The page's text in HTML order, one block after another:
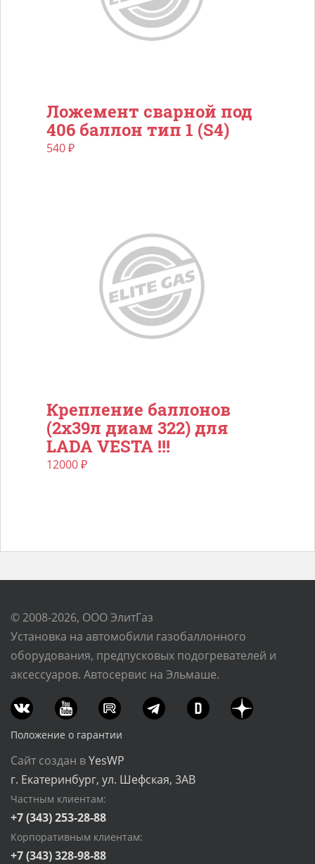
Ложемент сварной под
406 баллон тип 1 (S4)
540₽
Крепление баллонов
(2х39л диам 322) для
LADA VESTA !!!
12000₽
© 2008-2026, ООО ЭлитГаз
Установка на автомобили газобаллонного
оборудования, предпусковых подогревателей и
аксессуаров. Автосервис на Эльмаше.
Положение о гарантии
Сайт создан вYesWP
г. Екатеринбург, ул. Шефская, 3АВ
Частным клиентам:
+7 (343) 253-28-88
Корпоративным клиентам:
+7 (343) 328-98-88